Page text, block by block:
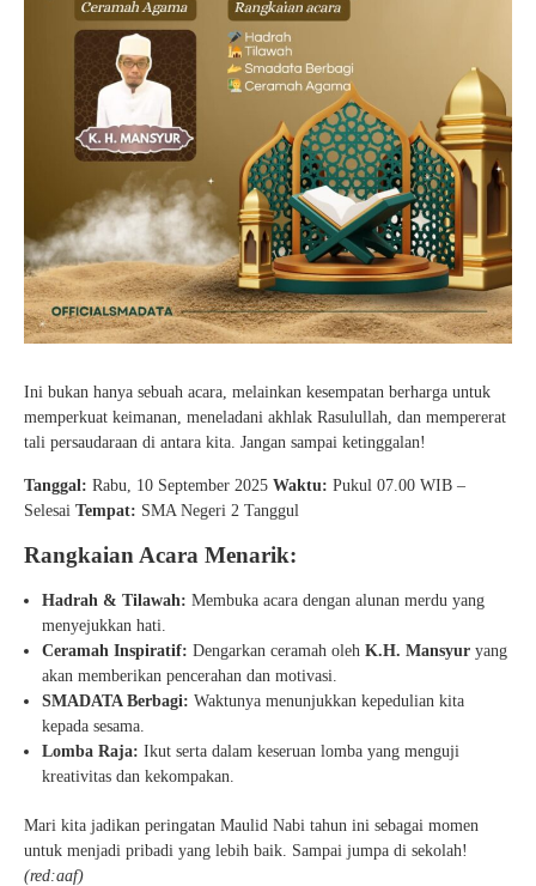
Ini bukan hanya sebuah acara, melainkan kesempatan berharga untuk
memperkuat keimanan, meneladani akhlak Rasulullah, dan mempererat
tali persaudaraan di antara kita. Jangan sampai ketinggalan!
Tanggal: Rabu, 10 September 2025 Waktu: Pukul 07.00 WIB –
Selesai Tempat: SMA Negeri 2 Tanggul
Rangkaian Acara Menarik:
Hadrah & Tilawah: Membuka acara dengan alunan merdu yang
menyejukkan hati.
Ceramah Inspiratif: Dengarkan ceramah oleh K.H. Mansyur yang
akan memberikan pencerahan dan motivasi.
SMADATA Berbagi: Waktunya menunjukkan kepedulian kita
kepada sesama.
Lomba Raja: Ikut serta dalam keseruan lomba yang menguji
kreativitas dan kekompakan.
Mari kita jadikan peringatan Maulid Nabi tahun ini sebagai momen
untuk menjadi pribadi yang lebih baik. Sampai jumpa di sekolah!
(red:aaf)